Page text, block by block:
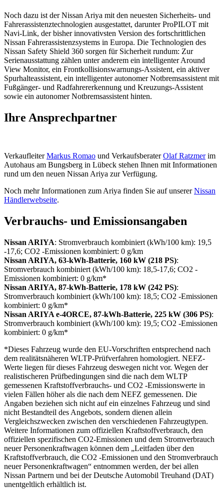
Noch dazu ist der Nissan Ariya mit den neuesten Sicherheits- und
Fahrerassistenztechnologien ausgestattet, darunter ProPILOT mit
Navi-Link, der bisher innovativsten Version des fortschrittlichen
Nissan Fahrerassistenzsystems in Europa. Die Technologien des
Nissan Safety Shield 360 sorgen für Sicherheit rundum: Zur
Serienausstattung zählen unter anderem ein intelligenter Around
View Monitor, ein Frontkollisionswarnungs-Assistent, ein aktiver
Spurhalteassistent, ein intelligenter autonomer Notbremsassistent mit
Fußgänger- und Radfahrererkennung und Kreuzungs-Assistent
sowie ein autonomer Notbremsassistent hinten.
Ihre Ansprechpartner
VerkaufleiterMarkus Romao und VerkaufsberaterOlaf Ratzmerim
Autohaus am Bungsberg in Lübeck stehen Ihnen mit Informationen
rund um den neuen Nissan Ariya zur Verfügung.
Noch mehr Informationen zum Ariya finden Sie auf unsererNissan
Händlerwebseite.
Verbrauchs- und Emissionsangaben
Nissan ARIYA: Stromverbrauch kombiniert (kWh/100 km): 19,5
-17,6; CO2 -Emissionen kombiniert: 0 g/km
Nissan ARIYA, 63-kWh-Batterie, 160 kW (218 PS):
Stromverbrauch kombiniert (kWh/100 km): 18,5-17,6; CO2 -
Emissionen kombiniert: 0 g/km*
Nissan ARIYA, 87-kWh-Batterie, 178 kW (242 PS):
Stromverbrauch kombiniert (kWh/100 km): 18,5; CO2 -Emissionen
kombiniert: 0 g/km*
Nissan ARIYA e-4ORCE, 87-kWh-Batterie, 225 kW (306 PS):
Stromverbrauch kombiniert (kWh/100 km): 19,5; CO2 -Emissionen
kombiniert: 0 g/km*
*Dieses Fahrzeug wurde den EU-Vorschriften entsprechend nach
dem realitätsnäheren WLTP-Prüfverfahren homologiert. NEFZ-
Werte liegen für dieses Fahrzeug deswegen nicht vor. Wegen der
realistischeren Prüfbedingungen sind die nach dem WLTP
gemessenen Kraftstoffverbrauchs- und CO2 -Emissionswerte in
vielen Fällen höher als die nach dem NEFZ gemessenen. Die
Angaben beziehen sich nicht auf ein einzelnes Fahrzeug und sind
nicht Bestandteil des Angebots, sondern dienen allein
Vergleichszwecken zwischen den verschiedenen Fahrzeugtypen.
Weitere Informationen zum offiziellen Kraftstoffverbrauch, den
offiziellen spezifischen CO2-Emissionen und dem Stromverbrauch
neuer Personenkraftwagen können dem „Leitfaden über den
Kraftstoffverbrauch, die CO2 -Emissionen und den Stromverbrauch
neuer Personenkraftwagen“ entnommen werden, der bei allen
Nissan Partnern und bei der Deutsche Automobil Treuhand (DAT)
unentgeltlich erhältlich ist.